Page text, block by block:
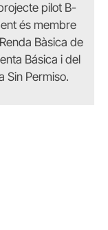
pilot B-
és membre
Bàsica de
Básica i del
Sin Permiso.